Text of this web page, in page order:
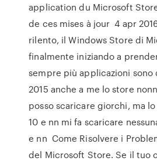
application du Microsoft
de ces mises à jour 4 apr
rilento, il Windows Store di
finalmente iniziando a
sempre più applicazioni
2015 anche a me lo store
posso scaricare giorchi, ma
10 e nn mi fa scaricare
e nn Come Risolvere i
del Microsoft Store. Se il tuo